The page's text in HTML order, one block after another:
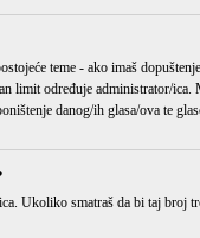
teme - ako imaš
limit određuje administrator/
danog/ih glasa/ova te
Ukoliko smatraš da bi taj broj